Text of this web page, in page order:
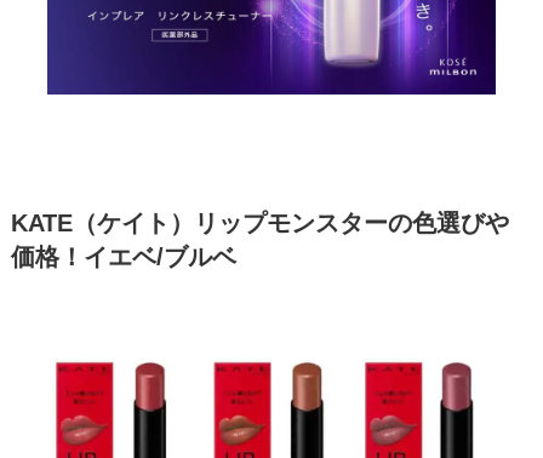
KATE（ケイト）リップモンスターの色選びや
価格！イエベ/ブルベ